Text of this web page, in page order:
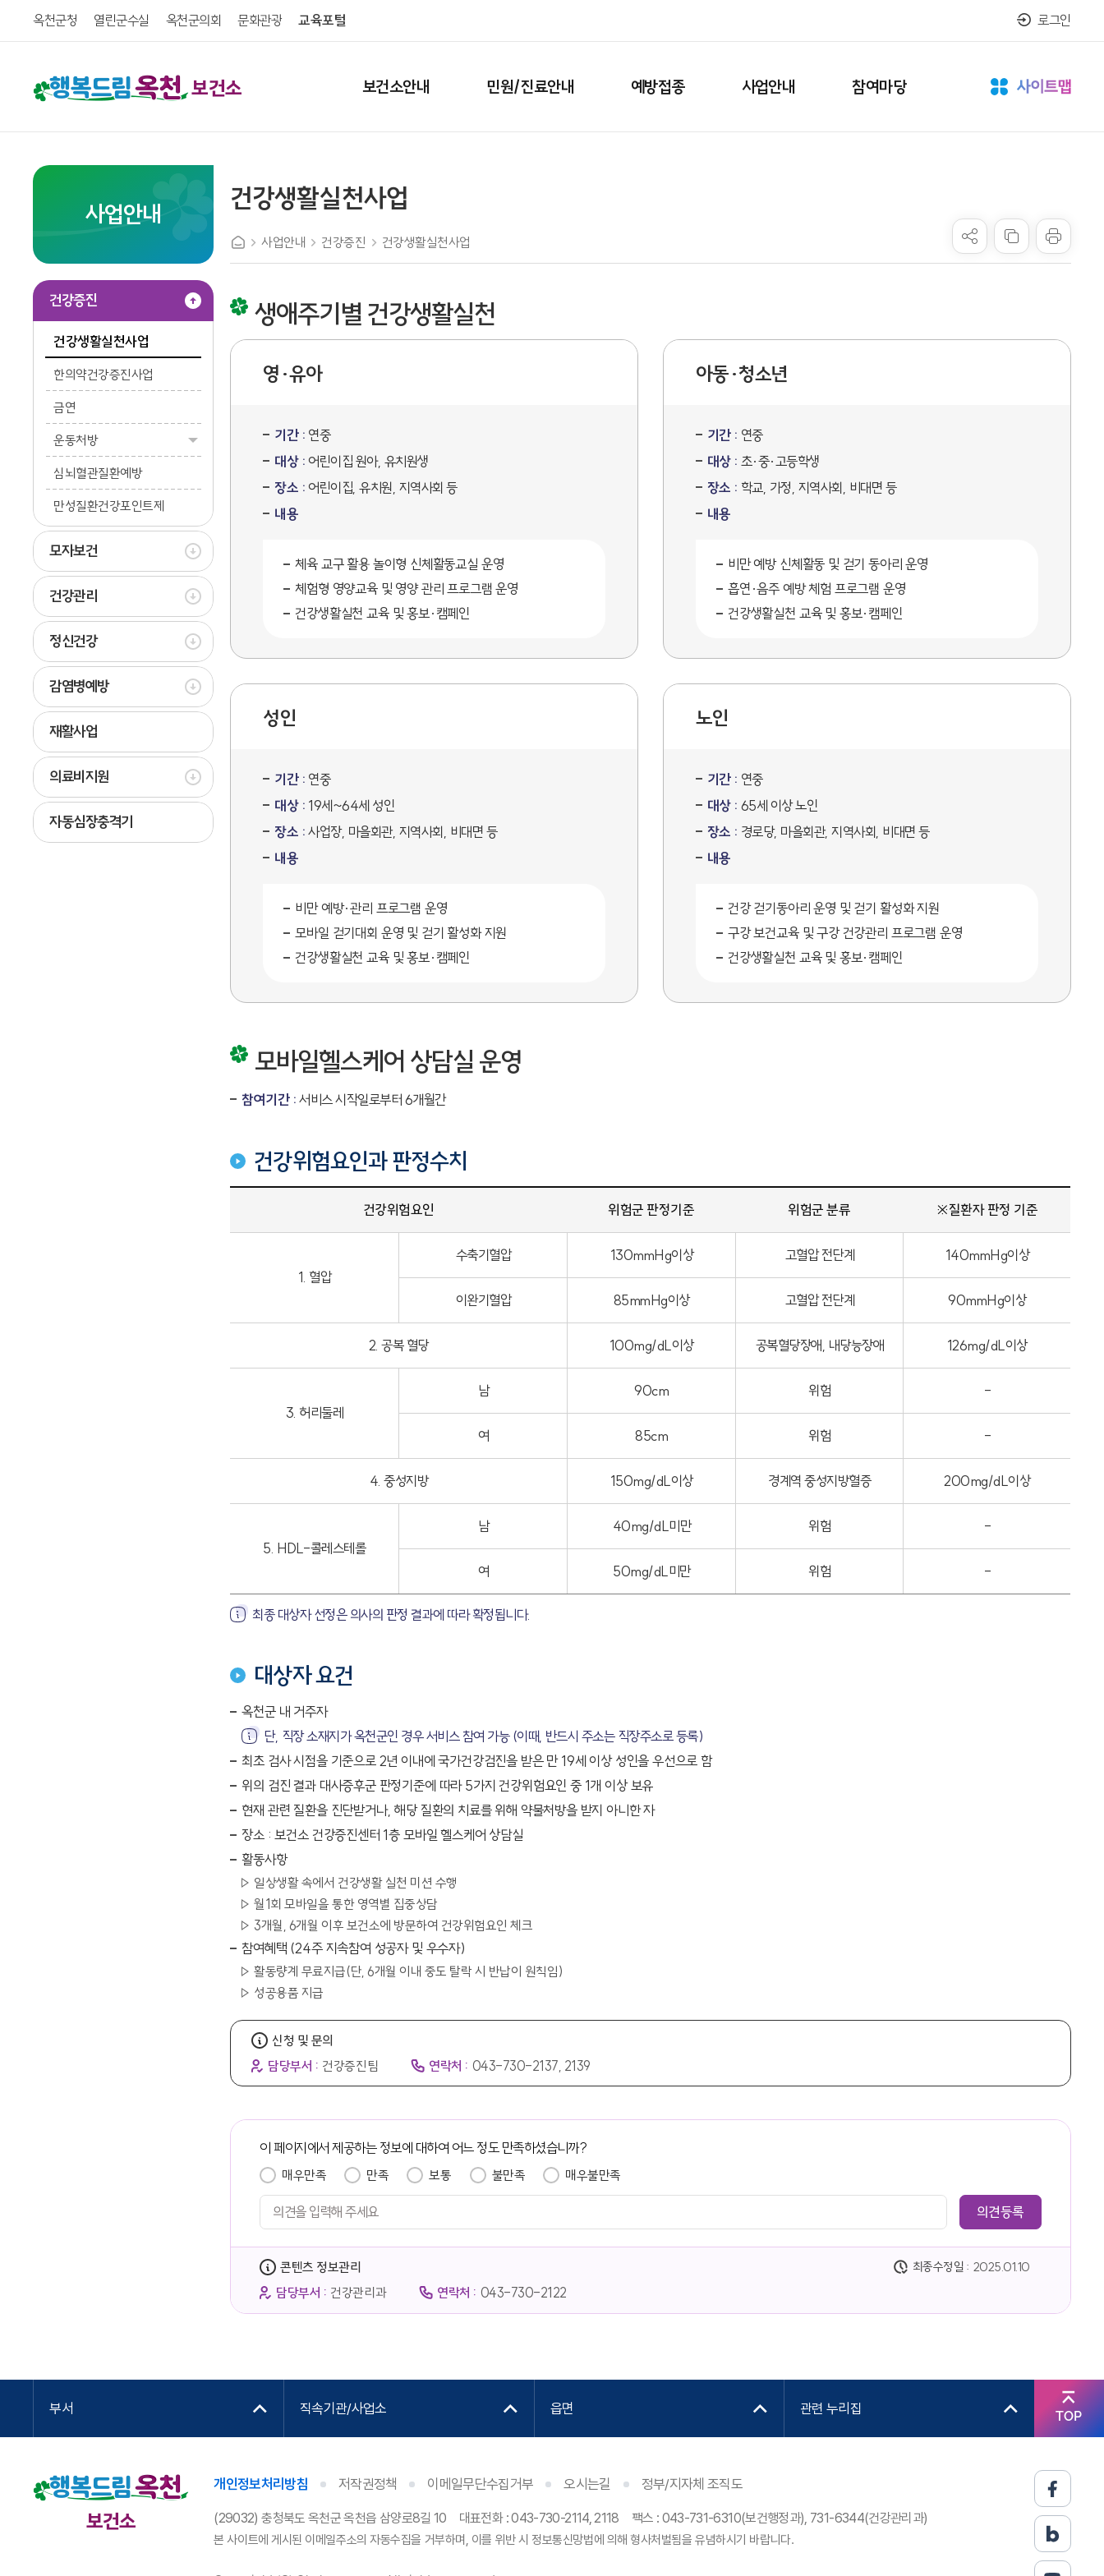
옥천군청 열린군수실 옥천군의회 문화관광 교육포털 로그인
보건소 보건소안내 민원/진료안내 예방접종 사업안내 참여마당
사업안내
건강증진
건강생활실천사업
한의약건강증진사업
금연
운동처방
심뇌혈관질환예방
만성질환건강포인트제
모자보건
건강관리
정신건강
감염병예방
재활사업
의료비지원
자동심장충격기
건강생활실천사업
사업안내 건강증진 건강생활실천사업
생애주기별 건강생활실천
영·유아
기간 : 연중
대상 : 어린이집 원아, 유치원생
장소 : 어린이집, 유치원, 지역사회 등
내용
체육 교구 활용 놀이형 신체활동교실 운영
체험형 영양교육 및 영양 관리 프로그램 운영
건강생활실천 교육 및 홍보·캠페인
아동·청소년
기간 : 연중
대상 : 초·중·고등학생
장소 : 학교, 가정, 지역사회, 비대면 등
내용
비만 예방 신체활동 및 걷기 동아리 운영
흡연·음주 예방 체험 프로그램 운영
건강생활실천 교육 및 홍보·캠페인
성인
기간 : 연중
대상 : 19세~64세 성인
장소 : 사업장, 마을회관, 지역사회, 비대면 등
내용
비만 예방·관리 프로그램 운영
모바일 걷기대회 운영 및 걷기 활성화 지원
건강생활실천 교육 및 홍보·캠페인
노인
기간 : 연중
대상 : 65세 이상 노인
장소 : 경로당, 마을회관, 지역사회, 비대면 등
내용
건강 걷기동아리 운영 및 걷기 활성화 지원
구강 보건교육 및 구강 건강관리 프로그램 운영
건강생활실천 교육 및 홍보·캠페인
모바일헬스케어 상담실 운영
참여기간 : 서비스 시작일로부터 6개월간
건강위험요인과 판정수치
건강위험요인 위험군 판정기준 위험군 분류 ※질환자 판정 기준
1. 혈압
수축기혈압 130mmHg이상 고혈압 전단계 140mmHg이상
이완기혈압 85mmHg이상 고혈압 전단계 90mmHg이상
2. 공복 혈당 100mg/dL이상 공복혈당장애, 내당능장애 126mg/dL이상
3. 허리둘레
남 90cm 위험 -
여 85cm 위험 -
4. 중성지방 150mg/dL이상 경계역 중성지방혈증 200mg/dL이상
5. HDL-콜레스테롤
남 40mg/dL미만 위험 -
여 50mg/dL미만 위험 -
최종 대상자 선정은 의사의 판정 결과에 따라 확정됩니다.
대상자 요건
옥천군 내 거주자
단, 직장 소재지가 옥천군인 경우 서비스 참여 가능 (이때, 반드시 주소는 직장주소로 등록)
최초 검사 시점을 기준으로 2년 이내에 국가건강검진을 받은 만 19세 이상 성인을 우선으로 함
위의 검진 결과 대사증후군 판정기준에 따라 5가지 건강위험요인 중 1개 이상 보유
현재 관련 질환을 진단받거나, 해당 질환의 치료를 위해 약물처방을 받지 아니한 자
장소 : 보건소 건강증진센터 1층 모바일 헬스케어 상담실
활동사항
일상생활 속에서 건강생활 실천 미션 수행
월1회 모바일을 통한 영역별 집중상담
3개월, 6개월 이후 보건소에 방문하여 건강위험요인 체크
참여혜택 (24주 지속참여 성공자 및 우수자)
활동량계 무료지급(단, 6개월 이내 중도 탈락 시 반납이 원칙임)
성공용품 지급
신청 및 문의
담당부서 : 건강증진팀 연락처 : 043-730-2137, 2139
이 페이지에서 제공하는 정보에 대하여 어느 정도 만족하셨습니까?
매우만족 만족 보통 불만족 매우불만족
콘텐츠 정보관리
담당부서 : 건강관리과 연락처 : 043-730-2122
최종수정일 : 2025.01.10
부서 직속기관/사업소 읍면 관련 누리집 TOP
보건소
개인정보처리방침 저작권정책 이메일무단수집거부 오시는길 정부/지자체 조직도
(29032) 충청북도 옥천군 옥천읍 삼양로8길 10 대표전화 : 043-730-2114, 2118 팩스 : 043-731-6310(보건행정과), 731-6344(건강관리과)
본 사이트에 게시된 이메일주소의 자동수집을 거부하며, 이를 위반 시 정보통신망법에 의해 형사처벌됨을 유념하시기 바랍니다.